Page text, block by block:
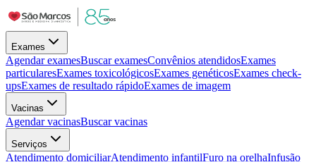
Exames
Agendar examesBuscar examesConvênios atendidosExames
particularesExames toxicológicosExames genéticosExames check-
upsExames de resultado rápidoExames de imagem
Vacinas
Agendar vacinasBuscar vacinas
Serviços
Atendimento domiciliarAtendimento infantilFuro na orelhaInfusão